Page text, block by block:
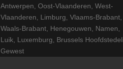
Antwerpen ,Oost-Vlaanderen ,West-
Vlaanderen
Limburg ,Vlaams-Brabant
Waals-Brabant Henegouwen Namen
Luik Luxemburg
Brussels
Gewest